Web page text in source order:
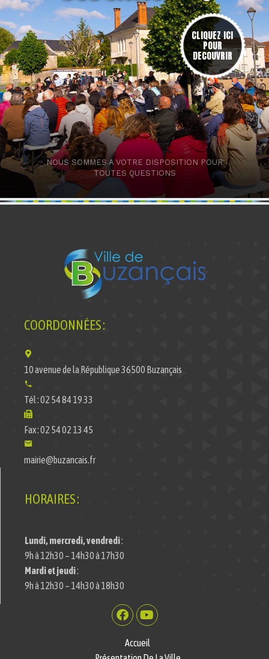
NOUS SOMMES A VOTRE DISPOSITION POUR
TOUTES QUESTIONS
CLIQUEZ ICI
POUR
DECOUVRIR
COORDONNÉES :
10 avenue de la République 36500 Buzançais
Tél : 02 54 84 19 33
Fax : 02 54 02 13 45
mairie@buzancais.fr
HORAIRES :
Lundi, mercredi, vendredi:
9h à 12h30 – 14h30 à 17h30
Mardi et jeudi:
9h à 12h30 – 14h30 à 18h30
Accueil